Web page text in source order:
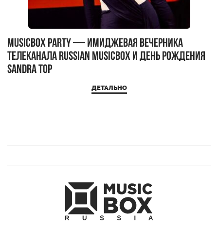
MUSICBOX PARTY — имиджевая вечерника
телеканала RUSSIAN MUSICBOX и день рождения
Sandra Top
ДЕТАЛЬНО